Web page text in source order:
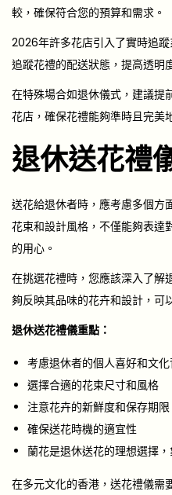
較，確保符合您的預算和需求。
2026年許多花店引入了實時追
追蹤花禮的配送狀態，提高透明
在特殊場合如退休儀式，建議
花店，確保花禮能夠準時且完美
退休送花禮
送花給退休者時，應考慮多個方
花束和設計風格，不僅能夠表達
的用心。
在挑選花禮時，您應該深入了解
夠反映其品味的花卉和設計，可
退休送花禮儀重點：
考慮退休者的個人喜好和文
選擇合適的花束尺寸和風格
注意花卉的新鮮度和保存期限
確保送花時機的適宜性
蘭花是退休送花的理想選擇
在多元文化的香港，送花禮儀需